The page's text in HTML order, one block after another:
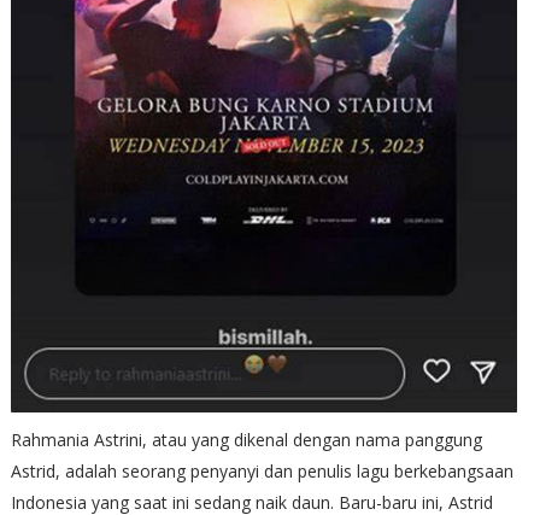
Rahmania Astrini, atau yang dikenal dengan nama panggung
Astrid, adalah seorang penyanyi dan penulis lagu berkebangsaan
Indonesia yang saat ini sedang naik daun. Baru-baru ini, Astrid